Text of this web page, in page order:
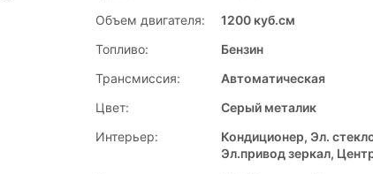
Объем двигателя:
1200 куб.см
Топливо:
Бензин
Трансмиссия:
Автоматическая
Цвет:
Серый металик
Интерьер:
Кондиционер, Эл.
Эл.привод зеркал,